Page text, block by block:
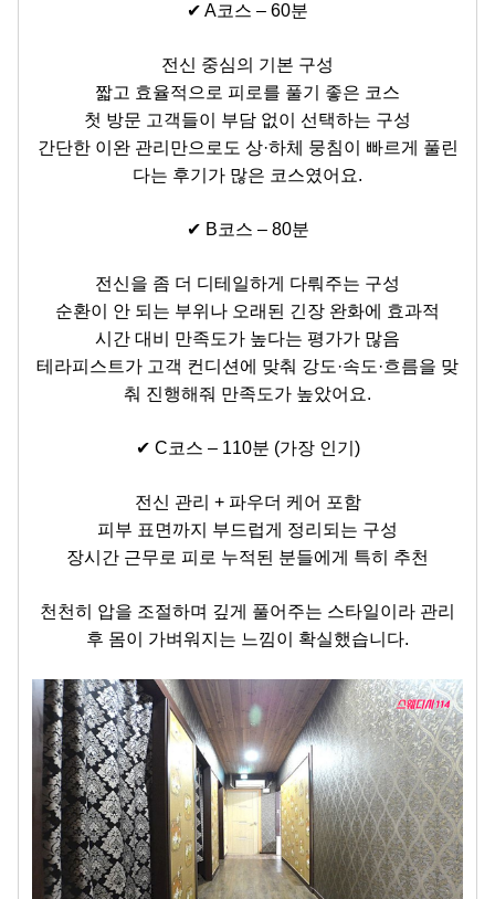
✔ A코스 – 60분
전신 중심의 기본 구성
짧고 효율적으로 피로를 풀기 좋은 코스
첫 방문 고객들이 부담 없이 선택하는 구성
간단한 이완 관리만으로도 상·하체 뭉침이 빠르게 풀린
다는 후기가 많은 코스였어요.
✔ B코스 – 80분
전신을 좀 더 디테일하게 다뤄주는 구성
순환이 안 되는 부위나 오래된 긴장 완화에
효과적
시간 대비 만족도가 높다는 평가가 많음
테라피스트가 고객 컨디션에 맞춰 강도·속도·흐름을 맞
춰 진행해줘 만족도가 높았어요.
✔ C코스 – 110분 (가장 인기)
전신 관리 + 파우더 케어 포함
피부 표면까지 부드럽게 정리되는 구성
장시간 근무로 피로 누적된 분들에게 특히 추천
천천히 압을 조절하며 깊게 풀어주는 스타일이라 관리
후 몸이 가벼워지는 느낌이 확실했습니다.